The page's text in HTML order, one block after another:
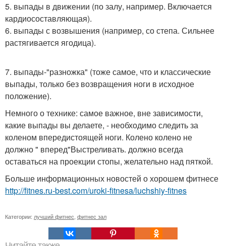
5. выпады в движении (по залу, например. Включается
кардиосоставляющая).
6. выпады с возвышения (например, со степа. Сильнее
растягивается ягодица).
7. выпады-"разножка" (тоже самое, что и классические
выпады, только без возвращения ноги в исходное
положение).
Немного о технике: самое важное, вне зависимости,
какие выпады вы делаете, - необходимо следить за
коленом впередистоящей ноги. Колено колено не
должно " вперед"Выстреливать. должно всегда
оставаться на проекции стопы, желательно над пяткой.
Больше информационных новостей о хорошем фитнесе
http://fitnes.ru-best.com/uroki-fitnesa/luchshiy-fitnes
Категории: лучший фитнес фитнес зал